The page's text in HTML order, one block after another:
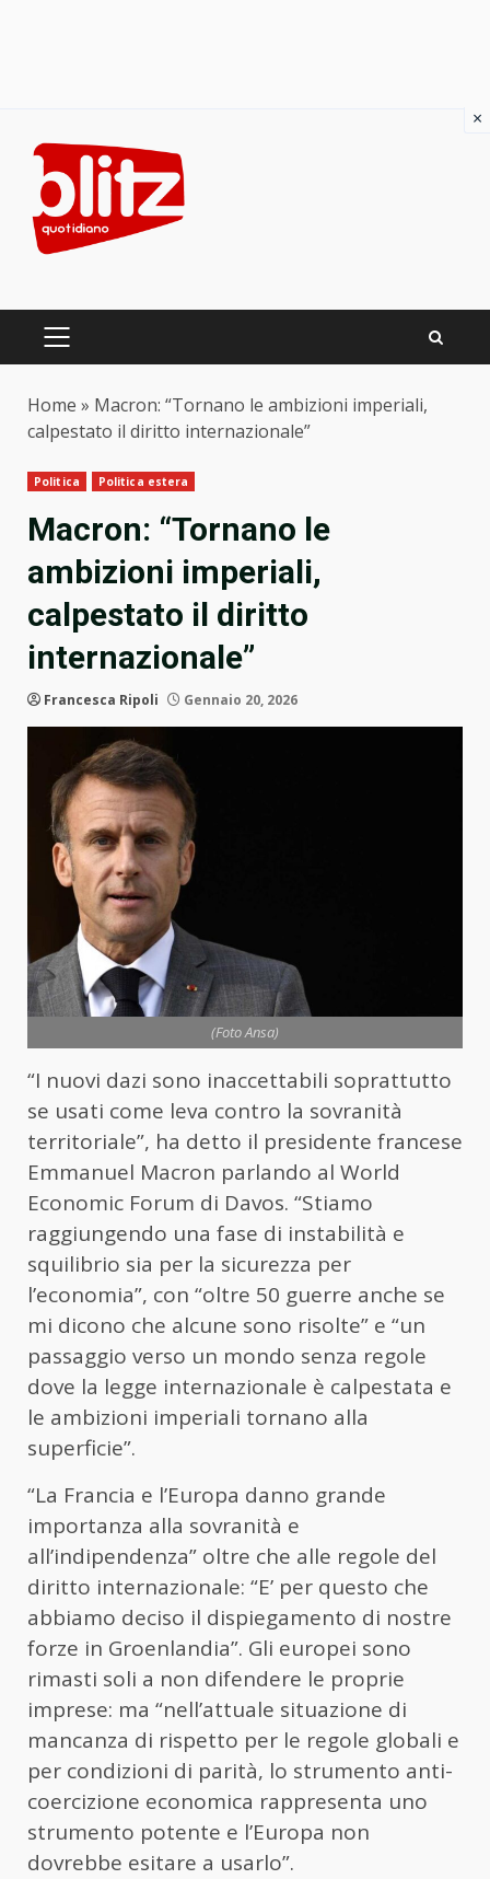
content
PRIMARY
Home » Macron: “Tornano le ambizioni imperiali,
calpestato il diritto internazionale”
Politica Politica estera
Macron: “Tornano le
ambizioni imperiali,
calpestato il diritto
internazionale”
Francesca Ripoli Gennaio 20, 2026
(Foto Ansa)
“I nuovi dazi sono inaccettabili soprattutto
se usati come leva contro la sovranità
territoriale”, ha detto il presidente francese
Emmanuel Macron parlando al World
Economic Forum di Davos. “Stiamo
raggiungendo una fase di instabilità e
squilibrio sia per la sicurezza per
l’economia”, con “oltre 50 guerre anche se
mi dicono che alcune sono risolte” e “un
passaggio verso un mondo senza regole
dove la legge internazionale è calpestata e
le ambizioni imperiali tornano alla
superficie”.
“La Francia e l’Europa danno grande
importanza alla sovranità e
all’indipendenza” oltre che alle regole del
diritto internazionale: “E’ per questo che
abbiamo deciso il dispiegamento di nostre
forze in Groenlandia”. Gli europei sono
rimasti soli a non difendere le proprie
imprese: ma “nell’attuale situazione di
mancanza di rispetto per le regole globali e
per condizioni di parità, lo strumento anti-
coercizione economica rappresenta uno
strumento potente e l’Europa non
dovrebbe esitare a usarlo”.
×